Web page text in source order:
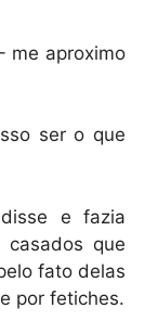
me aproximo
ser o que
e fazia
casados que
fato delas
por fetiches.